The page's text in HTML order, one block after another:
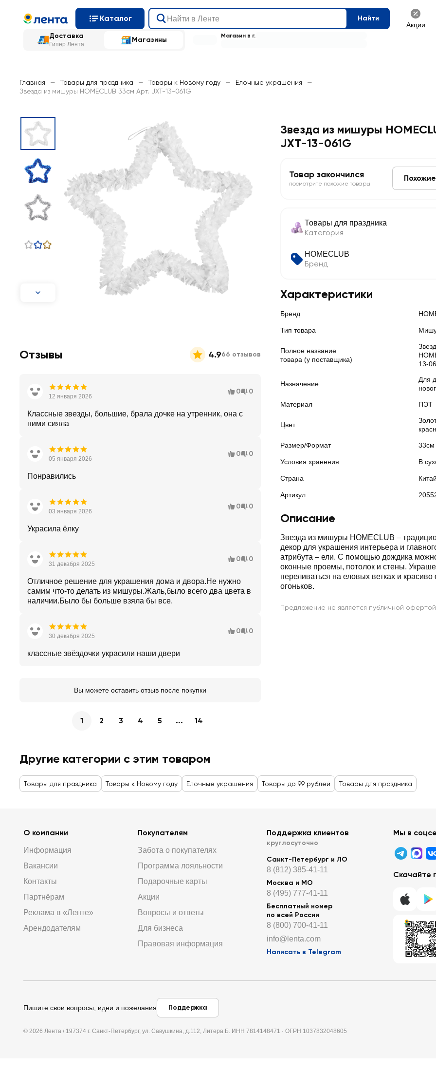
Каталог Найти
Акции
Доставка
Гипер Лента
Магазины Магазин в г.
Главная — Товары для праздника — Товары к Новому году — Елочные украшения
—
Звезда из мишуры HOMECLUB 33см Арт. JXT-13-061G
Звезда из мишуры
JXT-13-061G
Товар закончился
посмотрите похожие товары
Товары для праздника
Категория
HOMECLUB
Бренд
Характеристики
Бренд
Тип товара
Полное название
товара (у поставщика)
13-
Назначение
Для
Материал ПЭТ
Цвет
Размер/Формат 33см
Условия хранения В
Страна
Артикул
Описание
Звезда из мишуры HOMECLUB –
декор для украшения интерьера и
атрибута – ели. С помощью дождика
оконные проемы, потолок и стены.
переливаться на еловых ветках и красиво
огоньков.
Предложение не является публичной офертой
Отзывы 4.966 отзывов
12 января 2026
0 0
Классные звезды, большие, брала дочке на утренник, она с
ними сияла
05 января 2026
0 0
Понравились
03 января 2026
0 0
Украсила ёлку
31 декабря 2025
0 0
Отличное решение для украшения дома и двора.Не нужно
самим что-то делать из мишуры.Жаль,было всего два цвета в
наличии.Было бы больше взяла бы все.
30 декабря 2025
0 0
классные звёздочки украсили наши двери
Вы можете оставить отзыв после покупки
1 2 3 4 5 ... 14
Другие категории с этим товаром
Товары для праздника Товары к Новому году Елочные украшения Товары до 99 рублей Товары для праздника
О компании
Информация
Вакансии
Контакты
Партнёрам
Реклама в «Ленте»
Арендодателям
Покупателям
Забота о покупателях
Программа лояльности
Подарочные карты
Акции
Вопросы и ответы
Для бизнеса
Правовая информация
Поддержка клиентов
круглосуточно
Санкт-Петербург и ЛО
8 (812) 385-41-11
Москва и МО
8 (495) 777-41-11
Бесплатный номер
по всей России
8 (800) 700-41-11
info@lenta.com
Написать в Telegram
Мы в
Скачайте
Пишите свои вопросы, идеи и пожелания Поддержка
© 2026 Лента / 197374 г. Санкт-Петербург, ул. Савушкина, д.112, Литера Б. ИНН 7814148471 · ОГРН 1037832048605